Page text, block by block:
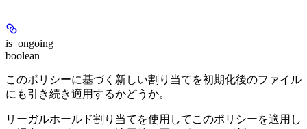
is_ongoing
boolean
このポリシーに基づく新しい割り当てを初期化後のファイル
にも引き続き適用するかどうか。
リーガルホールド割り当てを使用してこのポリシーを適用し